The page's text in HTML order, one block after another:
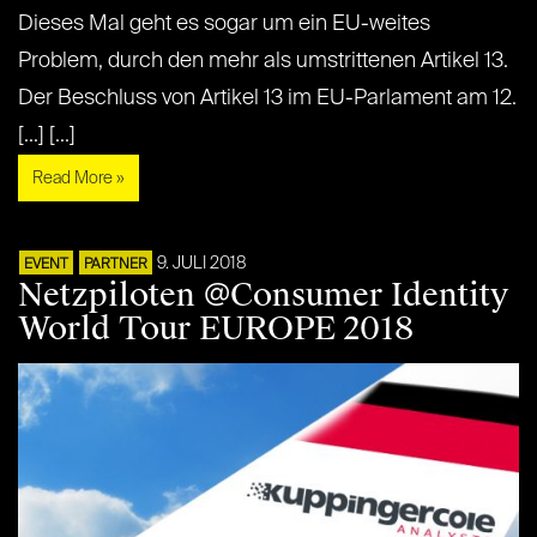
Dieses Mal geht es sogar um ein EU-weites
Problem, durch den mehr als umstrittenen Artikel 13.
Der Beschluss von Artikel 13 im EU-Parlament am 12.
[...] [...]
Read More »
EVENT PARTNER 9. JULI 2018
Netzpiloten @Consumer Identity
World Tour EUROPE 2018